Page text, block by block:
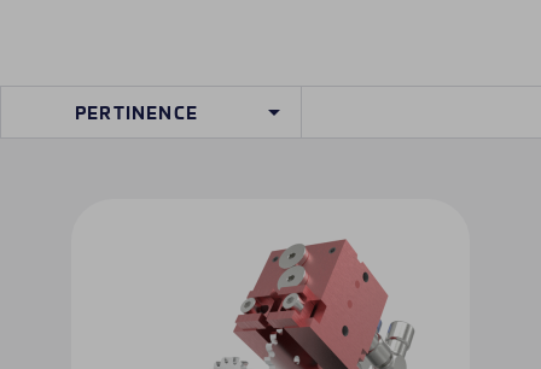
PERTINENCE 